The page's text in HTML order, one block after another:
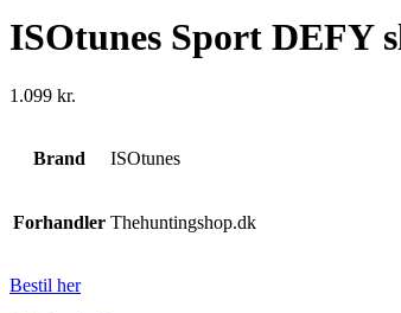
ISOtunes Sport DEFY
1.099 kr.
Brand ISOtunes
Forhandler Thehuntingshop.dk
Bestil her